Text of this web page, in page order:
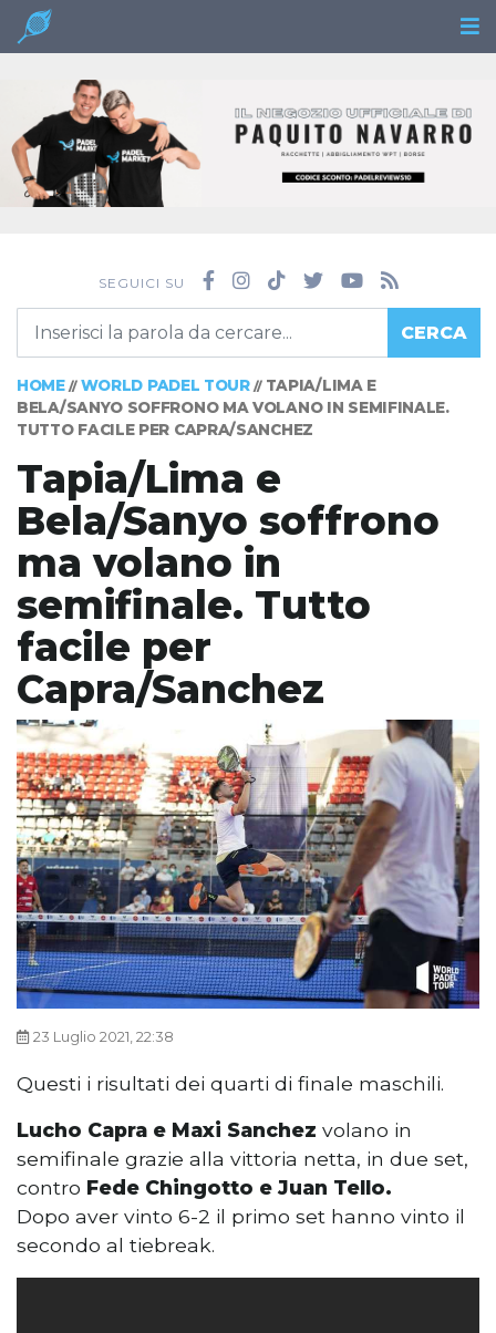
SEGUICI SU
CERCA
HOME// WORLD PADEL TOUR// TAPIA/LIMA E
BELA/SANYO SOFFRONO MA VOLANO IN SEMIFINALE.
TUTTO FACILE PER CAPRA/SANCHEZ
Tapia/Lima e
Bela/Sanyo soffrono
ma volano in
semifinale. Tutto
facile per
Capra/Sanchez
23 Luglio 2021, 22:38
Questi i risultati dei quarti di finale maschili.
Lucho Capra e Maxi Sanchez volano in
semifinale grazie alla vittoria netta, in due set,
contro Fede Chingotto e Juan Tello.
Dopo aver vinto 6-2 il primo set hanno vinto il
secondo al tiebreak.